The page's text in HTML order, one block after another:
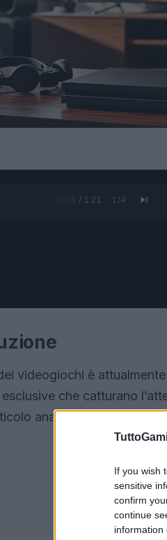
If you wish
sensitive
confirm
continue
information
0:26 / 1:21 1 /4
videogiochi è
che catturano
analizza le migliori